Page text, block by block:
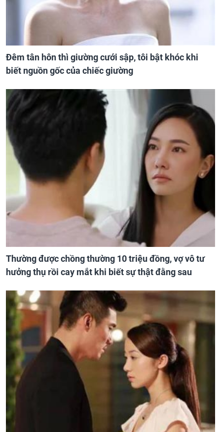
Đêm tân hôn thì giường cưới sập, tôi bật khóc khi
biết nguồn gốc của chiếc giường
Thường được chồng thường 10 triệu đồng, vợ vô tư
hưởng thụ rồi cay mắt khi biết sự thật đằng sau